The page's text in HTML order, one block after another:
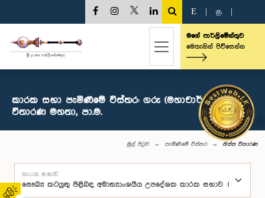
E த
මගේ පාර්ලිමේන්තුව
මෙතැනින් පිවිසෙන්න
කාරක සභා පැමිණීමේ විස්තර: ගරු (මහාචාර්ය) තිස්ස
විතාරණ මහතා, පා.ම.
මුල් පිටුව පැමිණීමේ විස්තර තිස්ස විතාරණ
කාරක සභාව